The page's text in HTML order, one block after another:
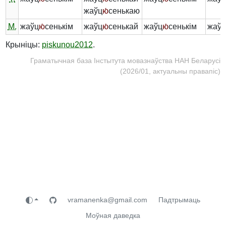
жаўцю́сенькаю
М. жаўцю́сенькім жаўцю́сенькай жаўцю́сенькім жаўц
Крыніцы: piskunou2012.
Граматычная база Інстытута мовазнаўства НАН Беларусі
(2026/01, актуальны правапіс)
vramanenka@gmail.com
Падтрымаць
Моўная даведка